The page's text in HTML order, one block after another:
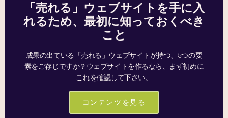
「売れる」ウェブサイトを手に入
れるため、最初に知っておくべき
こと
成果の出ている「売れる」ウェブサイトが持つ、5つの要
素をご存じですか？ウェブサイトを作るなら、まず初めに
これを確認して下さい。
コンテンツを見る